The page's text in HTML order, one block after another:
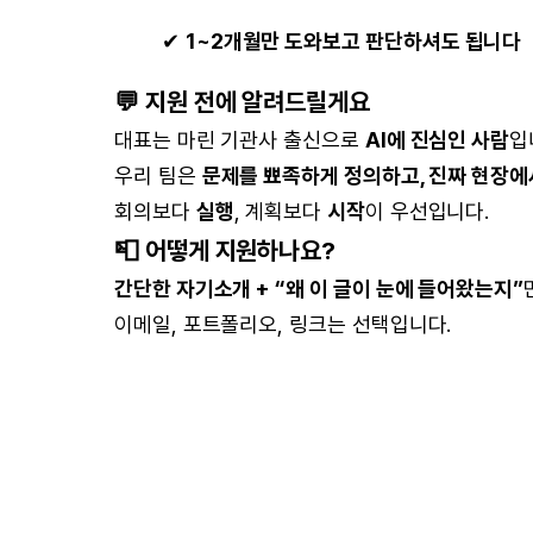
✔ 1~2개월만 도와보고 판단하셔도 됩니다
💬 지원 전에 알려드릴게요
대표는 마린 기관사 출신으로 AI에 진심인 사람
우리 팀은 문제를 뾰족하게 정의하고, 진짜 현장
회의보다 실행 , 계획보다 시작이 우선입니다.
📮 어떻게 지원하나요?
간단한 자기소개 + “왜 이 글이 눈에 들어왔는지”
이메일, 포트폴리오, 링크는 선택입니다.